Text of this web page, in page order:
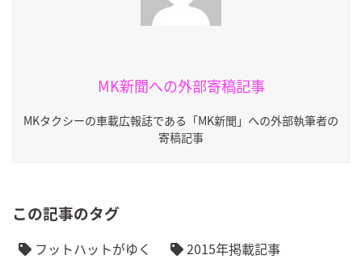
MK新聞への外部寄稿記事
MKタクシーの車載広報誌である「MK新聞」への外部執筆者の
寄稿記事
この記事のタグ
フットハットがゆく 2015年掲載記事